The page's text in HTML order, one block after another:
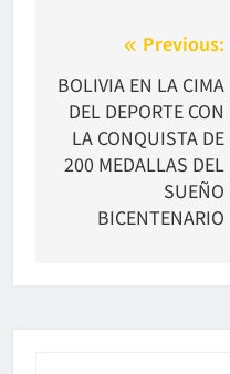
Navegación
de
entradas
Previous:
BOLIVIA EN LA CIMA
DEL DEPORTE CON
LA CONQUISTA DE
200 MEDALLAS DEL
SUEÑO
BICENTENARIO